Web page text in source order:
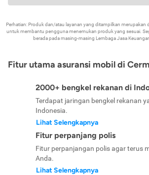
Perhatian: Produk dan/atau layanan yang ditampilkan merupakan
untuk membantu pengguna menemukan produk yang sesuai.
berada pada masing-masing Lembaga Jasa
Fitur utama asuransi mobil di
2000+ bengkel rekanan di
Terdapat jaringan bengkel rekanan
Indonesia.
Lihat Selengkapnya
Fitur perpanjang polis
Fitur perpanjangan polis agar terus
Anda.
Lihat Selengkapnya